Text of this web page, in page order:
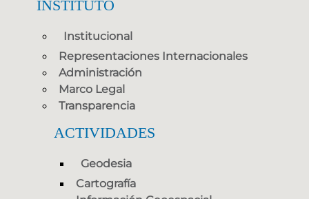
INSTITUTO
Institucional
Representaciones Internacionales
Administración
Marco Legal
Transparencia
ACTIVIDADES
Geodesia
Cartografía